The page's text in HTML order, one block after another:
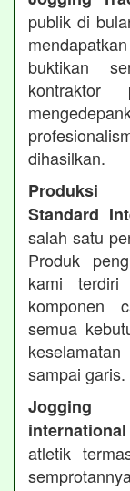
publik di
buktikan
dihasilkan.
Standard
salah satu
Produk
kami
komponen
semua
sampai garis.
international
atletik